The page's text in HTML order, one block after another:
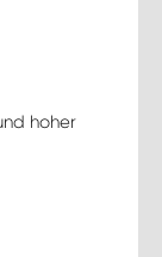
hoher